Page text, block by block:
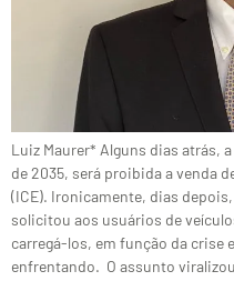
Luiz Maurer* Alguns dias atrás,
de 2035, será proibida a venda
(ICE). Ironicamente, dias
solicitou aos usuários de
carregá-los, em função da crise
enfrentando. O assunto